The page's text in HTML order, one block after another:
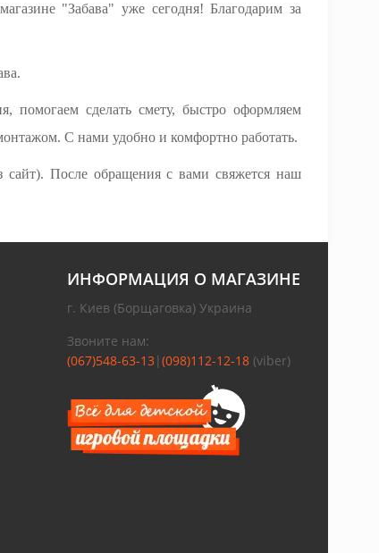
"Забава" уже сегодня! Благодарим за
помогаем сделать смету, быстро оформляем
С нами удобно и комфортно работать.
После обращения с вами свяжется наш
ИНФОРМАЦИЯ О МАГАЗИНЕ
г. Киев (Борщаговка) Украина
Звоните нам:
(067)548-63-13| (098)112-12-18(viber)